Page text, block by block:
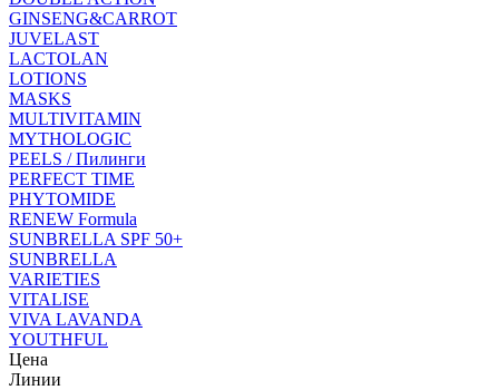
GINSENG&CARROT
JUVELAST
LACTOLAN
LOTIONS
MASKS
MULTIVITAMIN
MYTHOLOGIC
PEELS / Пилинги
PERFECT TIME
PHYTOMIDE
RENEW Formula
SUNBRELLA SPF 50+
SUNBRELLA
VARIETIES
VITALISE
VIVA LAVANDA
YOUTHFUL
Цена
Линии